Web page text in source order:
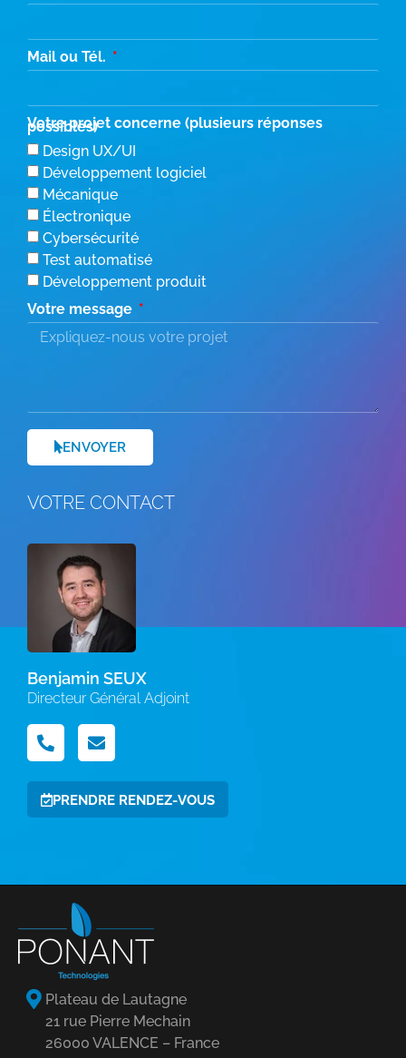
Mail ou Tél.
Votre projet concerne (plusieurs réponses
possibles)
Design UX/UI
Développement logiciel
Mécanique
Électronique
Cybersécurité
Test automatisé
Développement produit
Votre message
ENVOYER
VOTRE CONTACT
Benjamin SEUX
Directeur Général Adjoint
PRENDRE RENDEZ-VOUS
Plateau de Lautagne
21 rue Pierre Mechain
26000 VALENCE – France